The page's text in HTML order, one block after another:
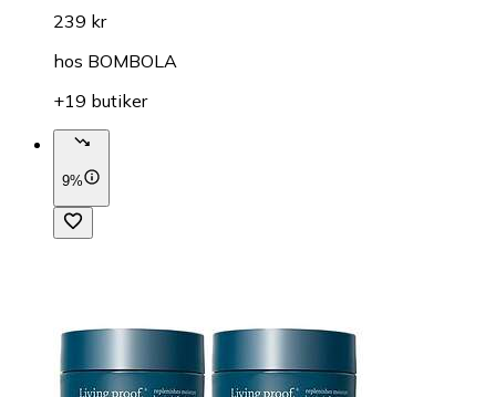
239 kr
hos BOMBOLA
+19 butiker
9%